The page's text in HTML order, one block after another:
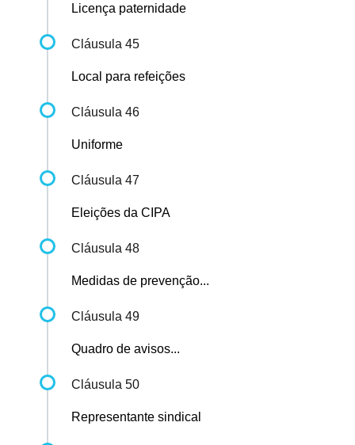
Licença paternidade
Cláusula 45
Local para refeições
Cláusula 46
Uniforme
Cláusula 47
Eleições da CIPA
Cláusula 48
Medidas de prevenção...
Cláusula 49
Quadro de avisos...
Cláusula 50
Representante sindical